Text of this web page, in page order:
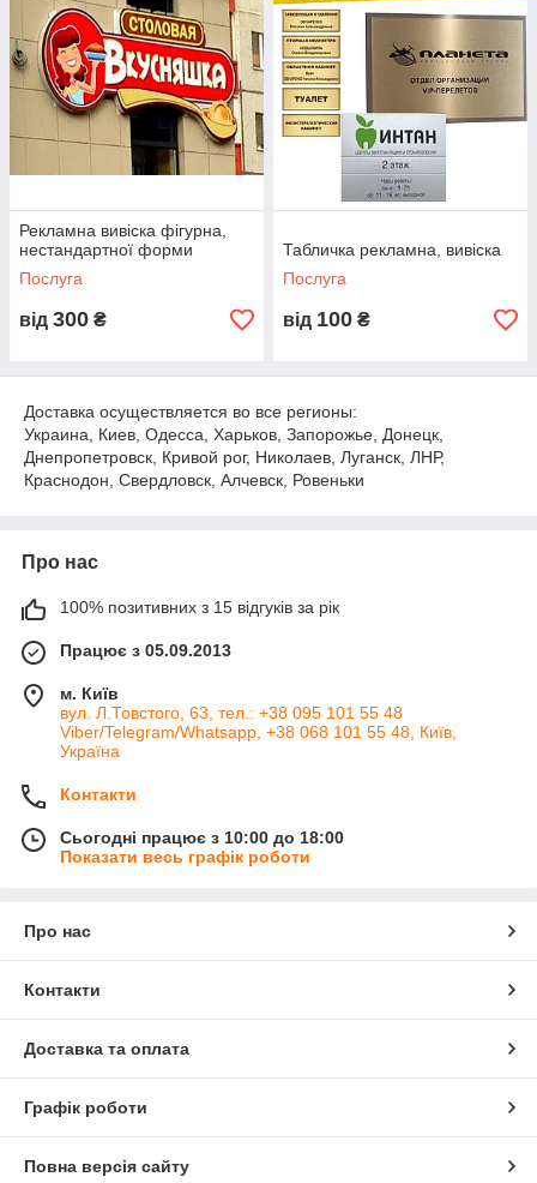
Рекламна вивіска фігурна,
нестандартної форми
Послуга
від 300 ₴
Табличка рекламна, вивіска
Послуга
від 100 ₴
Доставка осуществляется во все регионы:
Украина, Киев, Одесса, Харьков, Запорожье, Донецк,
Днепропетровск, Кривой рог, Николаев, Луганск, ЛНР,
Краснодон, Свердловск, Алчевск, Ровеньки
Про нас
100% позитивних з 15 відгуків за рік
Працює з 05.09.2013
м. Київ
вул. Л.Товстого, 63, тел.: +38 095 101 55 48
Viber/Telegram/Whatsapp, +38 068 101 55 48, Київ,
Україна
Контакти
Сьогодні працює з 10:00 до 18:00
Показати весь графік роботи
Про нас
Контакти
Доставка та оплата
Графік роботи
Повна версія сайту